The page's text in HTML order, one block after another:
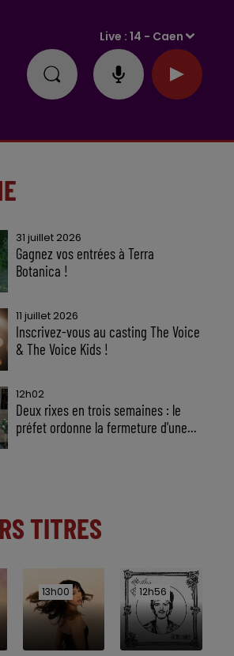
Live :14 - Caen
31 juillet 2026
Gagnez vos entrées à Terra
Botanica !
11 juillet 2026
Inscrivez-vous au casting The Voice
& The Voice Kids !
12h02
Deux rixes en trois semaines : le
préfet ordonne la fermeture d'une...
TITRES
13h00
13h00 12h56
12h56